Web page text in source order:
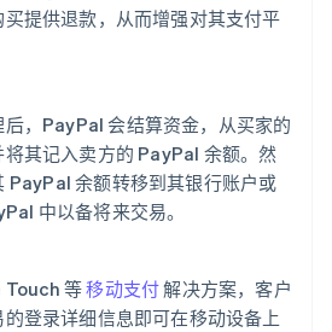
提供退款，从而增强对其支付平
，PayPal 会结算资金，从买家的
其记入卖方的 PayPal 余额。然
PayPal 余额转移到其银行账户或
中以备将来交易。
Touch 等移动支付解决方案，客户
登录详细信息即可在移动设备上